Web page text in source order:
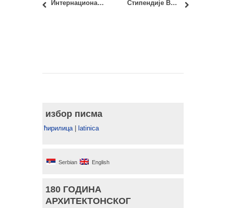
Интернационална радионица: Walkscape New Belgrade Стипендије Владе Јапана – MEXT 2016
избор писма
ћирилица| latinica
Serbian English
180 ГОДИНА
АРХИТЕКТОНСКОГ